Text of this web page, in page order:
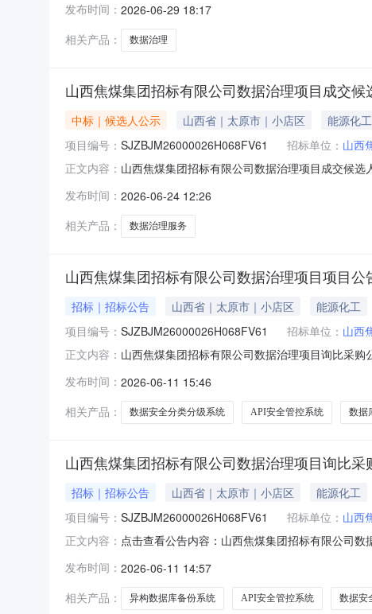
人：史先生、刘先生、张先生联系电话：0351-
发布时间： 2026-06-29 18:17
相关产品：
数据治理
山西焦煤集团招标有限公司数据治理项目成交候
中标｜候选人公示 山西省｜太原市｜小店区 能源化工
项目编号： SJZBJM26000026H068FV61 招标单位： 山西
正文内容： 山西焦煤集团招标有限公司数据治理项目成交候
候选人名称1山西创美信息技术有限公司2山西天
道：通
发布时间： 2026-06-24 12:26
相关产品：
数据治理服务
山西焦煤集团招标有限公司数据治理项目项目公
招标｜招标公告 山西省｜太原市｜小店区 能源化工
项目编号： SJZBJM26000026H068FV61 招标单位： 山西
正文内容： 山西焦煤集团招标有限公司数据治理项目询比采
数据治理项目。1.2采购人：山西焦煤集团招标有
统1台、数据
发布时间： 2026-06-11 15:46
相关产品：
数据安全分类分级系统 API安全管控系统 数据
山西焦煤集团招标有限公司数据治理项目询比采
招标｜招标公告 山西省｜太原市｜小店区 能源化工
项目编号： SJZBJM26000026H068FV61 招标单位： 山西
正文内容： 点击查看公告内容：山西焦煤集团招标有限公司
发布时间： 2026-06-11 14:57
相关产品：
异构数据库备份系统 API安全管控系统 数据安